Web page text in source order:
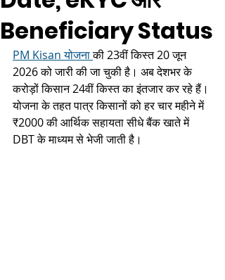
Beneficiary Status
PM Kisan योजना की 23वीं किस्त 20 जून
2026 को जारी की जा चुकी है। अब देशभर के
करोड़ों किसान 24वीं किस्त का इंतजार कर रहे हैं।
योजना के तहत पात्र किसानों को हर चार महीने में
₹2000 की आर्थिक सहायता सीधे बैंक खाते में
DBT के माध्यम से भेजी जाती है।